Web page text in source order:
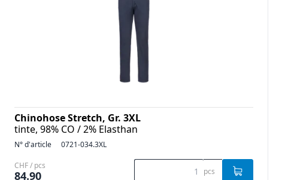
Chinohose Stretch, Gr. 3XL
tinte, 98% CO / 2% Elasthan
N° d'article 0721-034.3XL
CHF / pcs
84.90 pcs